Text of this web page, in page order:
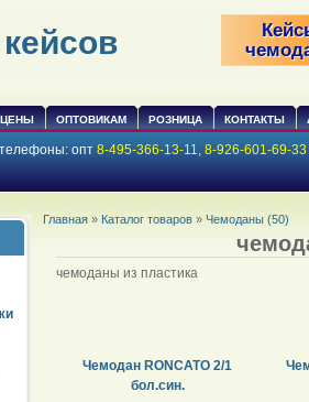
ЦЕНЫ ОПТОВИКАМ РОЗНИЦА КОНТАКТЫ
телефоны: опт 8-495-366-13-11, 8-926-601-69-33
Главная » Каталог товаров »Чемоданы (50)
чемоданы из пластика
Чемодан RONCATO 2/1
бол.син.